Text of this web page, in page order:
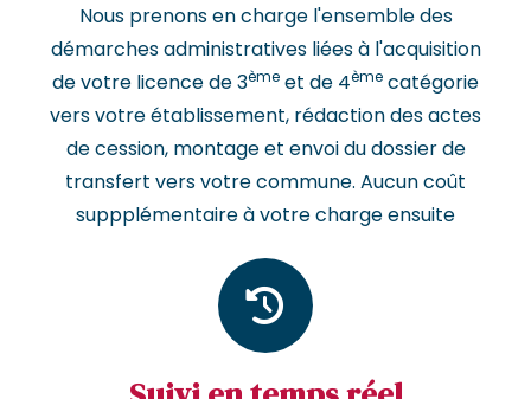
Nous prenons en charge l'ensemble des
démarches administratives liées à l'acquisition
de votre licence de 3ème et de 4ème catégorie
vers votre établissement, rédaction des actes
de cession, montage et envoi du dossier de
transfert vers votre commune. Aucun coût
suppplémentaire à votre charge ensuite